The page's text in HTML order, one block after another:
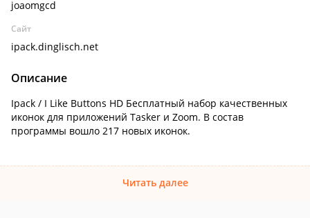
joaomgcd
Сайт
ipack.dinglisch.net
Описание
Ipack / I Like Buttons HD Бесплатный набор качественных
иконок для приложений Tasker и Zoom. В состав
программы вошло 217 новых иконок.
Читать далее